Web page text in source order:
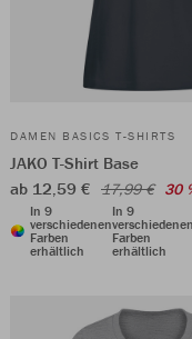
DAMEN BASICS T-SHIRTS
JAKO T-Shirt Base
ab 12,59 € 17,99 € 30
In 9
verschiedenen
Farben
erhältlich
In 9
Farben
erhältlich